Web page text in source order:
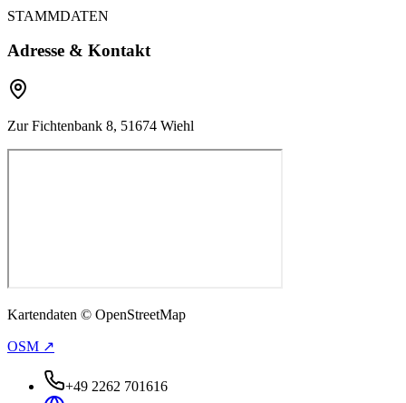
STAMMDATEN
Adresse & Kontakt
Zur Fichtenbank 8, 51674 Wiehl
Kartendaten © OpenStreetMap
OSM ↗
+49 2262 701616